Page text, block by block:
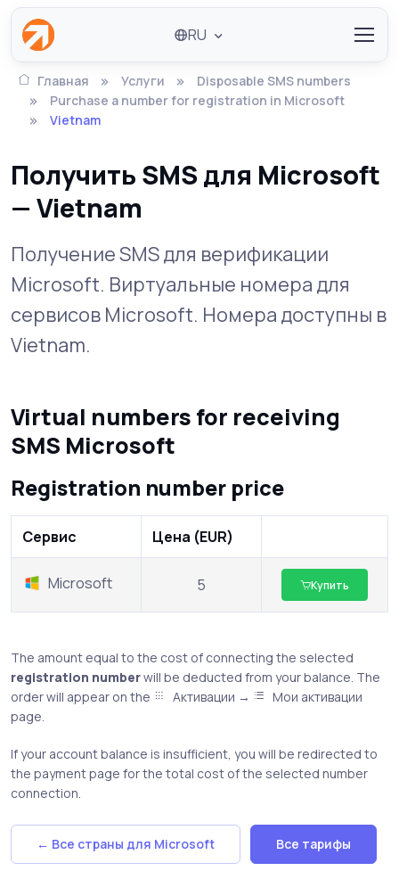
RU
Главная Услуги
Disposable SMS numbers
Purchase a number for registration in Microsoft
Vietnam
Получить SMS для Microsoft
— Vietnam
Получение SMS для верификации
Microsoft. Виртуальные номера для
сервисов Microsoft. Номера доступны в
Vietnam.
Virtual numbers for receiving
SMS Microsoft
Registration number price
Сервис Цена (EUR)
Microsoft 5 Купить
The amount equal to the cost of connecting the selected
registration numberwill be deducted from your balance. The
order will appear on the
Активации →
Мои активации
page.
If your account balance is insufficient, you will be redirected to
the payment page for the total cost of the selected number
connection.
← Все страны для Microsoft Все тарифы